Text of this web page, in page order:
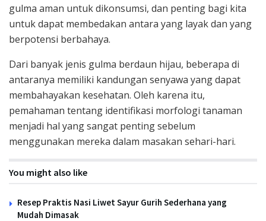
gulma aman untuk dikonsumsi, dan penting bagi kita
untuk dapat membedakan antara yang layak dan yang
berpotensi berbahaya.
Dari banyak jenis gulma berdaun hijau, beberapa di
antaranya memiliki kandungan senyawa yang dapat
membahayakan kesehatan. Oleh karena itu,
pemahaman tentang identifikasi morfologi tanaman
menjadi hal yang sangat penting sebelum
menggunakan mereka dalam masakan sehari-hari.
You might also like
Resep Praktis Nasi Liwet Sayur Gurih Sederhana yang
Mudah Dimasak